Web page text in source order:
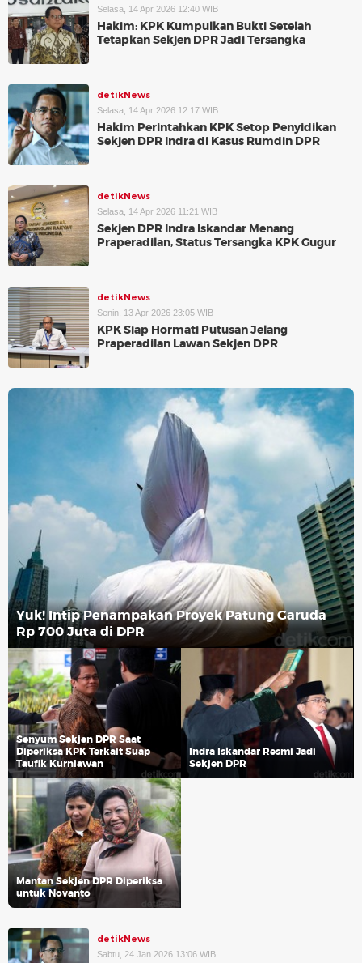
Selasa, 14 Apr 2026 12:40 WIB
Hakim: KPK Kumpulkan Bukti Setelah
Tetapkan Sekjen DPR Jadi Tersangka
detikNews
Selasa, 14 Apr 2026 12:17 WIB
Hakim Perintahkan KPK Setop Penyidikan
Sekjen DPR Indra di Kasus Rumdin DPR
detikNews
Selasa, 14 Apr 2026 11:21 WIB
Sekjen DPR Indra Iskandar Menang
Praperadilan, Status Tersangka KPK Gugur
detikNews
Senin, 13 Apr 2026 23:05 WIB
KPK Siap Hormati Putusan Jelang
Praperadilan Lawan Sekjen DPR
Yuk! Intip Penampakan Proyek Patung Garuda
Rp 700 Juta di DPR
Senyum Sekjen DPR Saat
Diperiksa KPK Terkait Suap
Taufik Kurniawan
Indra Iskandar Resmi Jadi
Sekjen DPR
Mantan Sekjen DPR Diperiksa
untuk Novanto
detikNews
Sabtu, 24 Jan 2026 13:06 WIB